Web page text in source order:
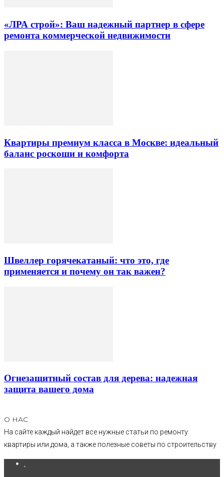
«ЛРА строй»: Ваш надежный партнер в сфере
ремонта коммерческой недвижимости
Квартиры премиум класса в Москве: идеальный
баланс роскоши и комфорта
Швеллер горячекатаный: что это, где
применяется и почему он так важен?
Огнезащитный состав для дерева: надежная
защита вашего дома
О НАС
На сайте каждый найдет все нужные статьи по ремонту
квартиры или дома, а также полезные советы по строительству
.